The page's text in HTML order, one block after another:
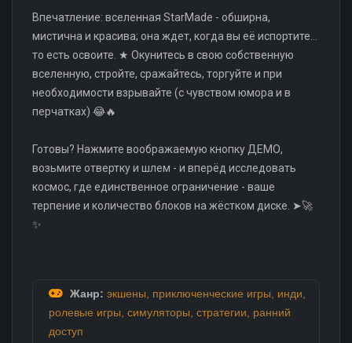
Впечатление: вселенная StarMade - обширна,
мистична и красива; она ждет, когда вы её испортите...
то есть освоите. ★ Окунитесь в свою собственную
вселенную, стройте, сражайтесь, торгуйте и при
необходимости взрывайте (с чувством юмора и в
перчатках) 😂🔥
Готовы? Нажмите воображаемую кнопку ДЕМО,
возьмите отвертку и шлем - и вперёд исследовать
космос, где единственное ограничение - ваше
терпение и количество блоков на жёстком диске. ➤🚀
✨
Жанр: экшены приключенческие игры инди
ролевые игры симуляторы стратегии
ранний
доступ